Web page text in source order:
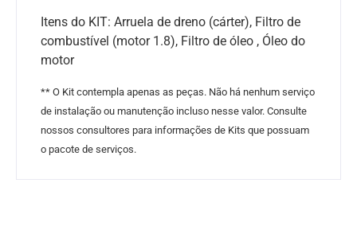
Itens do KIT: Arruela de dreno (cárter), Filtro de
combustível (motor 1.8), Filtro de óleo , Óleo do
motor
** O Kit contempla apenas as peças. Não há nenhum serviço
de instalação ou manutenção incluso nesse valor. Consulte
nossos consultores para informações de Kits que possuam
o pacote de serviços.